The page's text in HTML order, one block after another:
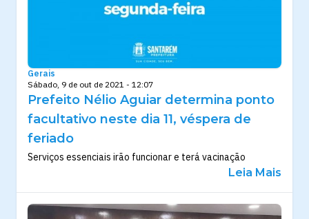
Gerais
Sábado, 9 de out de 2021 - 12:07
Prefeito Nélio Aguiar determina ponto
facultativo neste dia 11, véspera de
feriado
Serviços essenciais irão funcionar e terá vacinação
Leia Mais